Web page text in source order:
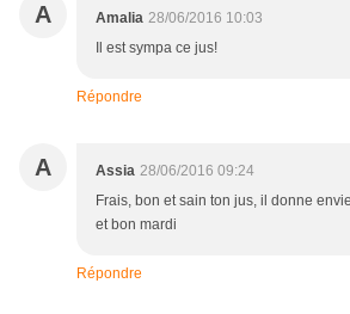
A Amalia 28/06/2016 10:03
Il est sympa ce jus!
Répondre
A Assia 28/06/2016 09:24
Frais, bon et sain ton jus, il donne
et bon mardi
Répondre